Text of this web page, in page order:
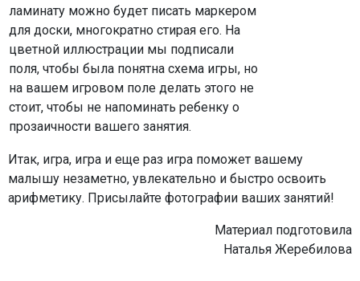
ламинату можно будет писать маркером
для доски, многократно стирая его. На
цветной иллюстрации мы подписали
поля, чтобы была понятна схема игры, но
на вашем игровом поле делать этого не
стоит, чтобы не напоминать ребенку о
прозаичности вашего занятия.
Итак, игра, игра и еще раз игра поможет вашему
малышу незаметно, увлекательно и быстро освоить
арифметику. Присылайте фотографии ваших занятий!
Материал подготовила
Наталья Жеребилова